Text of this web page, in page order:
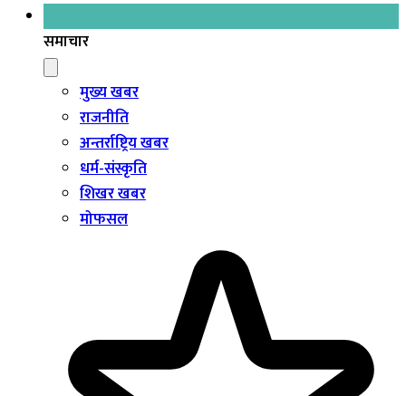
समाचार
मुख्य खबर
राजनीति
अन्तर्राष्ट्रिय खबर
धर्म-संस्कृति
शिखर खबर
मोफसल